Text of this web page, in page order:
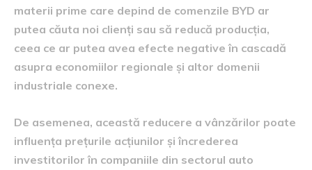
materii prime care depind de comenzile BYD ar
putea căuta noi clienți sau să reducă producția,
ceea ce ar putea avea efecte negative în cascadă
asupra economiilor regionale și altor domenii
industriale conexe.
De asemenea, această reducere a vânzărilor poate
influența prețurile acțiunilor și încrederea
investitorilor în companiile din sectorul auto